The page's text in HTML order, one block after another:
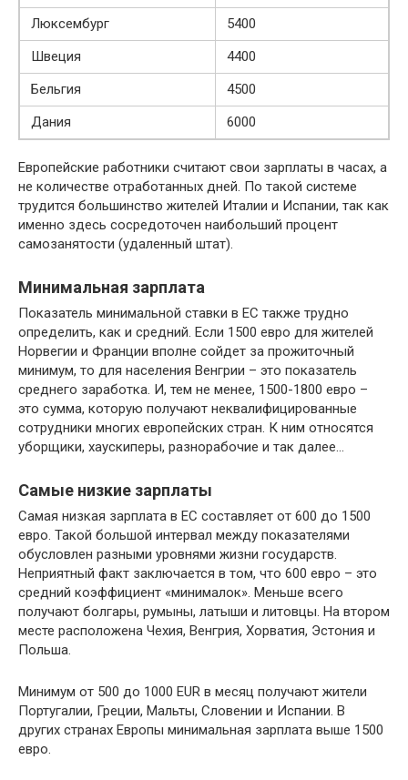
Люксембург
5400
Швеция
4400
Бельгия
4500
Дания
6000
Европейские работники считают свои зарплаты в часах, а
не количестве отработанных дней. По такой системе
трудится большинство жителей Италии и Испании, так как
именно здесь сосредоточен наибольший процент
самозанятости (удаленный штат).
Минимальная зарплата
Показатель минимальной ставки в ЕС также трудно
определить, как и средний. Если 1500 евро для жителей
Норвегии и Франции вполне сойдет за прожиточный
минимум, то для населения Венгрии – это показатель
среднего заработка. И, тем не менее, 1500-1800 евро –
это сумма, которую получают неквалифицированные
сотрудники многих европейских стран. К ним относятся
уборщики, хаускиперы, разнорабочие и так далее…
Самые низкие зарплаты
Самая низкая зарплата в ЕС составляет от 600 до 1500
евро. Такой большой интервал между показателями
обусловлен разными уровнями жизни государств.
Неприятный факт заключается в том, что 600 евро – это
средний коэффициент «минималок». Меньше всего
получают болгары, румыны, латыши и литовцы. На втором
месте расположена Чехия, Венгрия, Хорватия, Эстония и
Польша.
Минимум от 500 до 1000 EUR в месяц получают жители
Португалии, Греции, Мальты, Словении и Испании. В
других странах Европы минимальная зарплата выше 1500
евро.